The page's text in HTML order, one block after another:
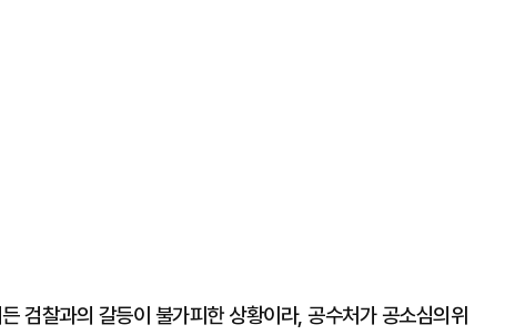
검찰과의 갈등이 불가피한 상황이라, 공수처가 공소심의위